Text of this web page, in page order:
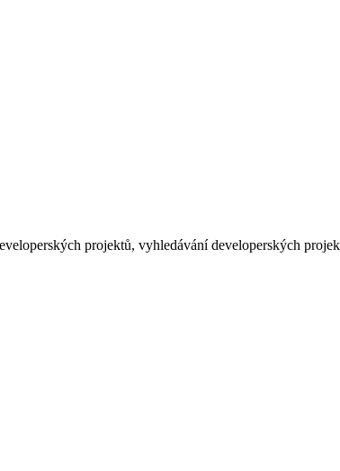
projektů, vyhledávání developerských